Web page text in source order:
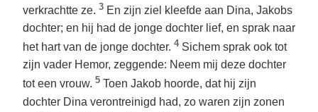
verkrachtte ze. 3 En zijn ziel kleefde aan Dina, Jakobs
dochter; en hij had de jonge dochter lief, en sprak naar
het hart van de jonge dochter. 4 Sichem sprak ook tot
zijn vader Hemor, zeggende: Neem mij deze dochter
tot een vrouw. 5 Toen Jakob hoorde, dat hij zijn
dochter Dina verontreinigd had, zo waren zijn zonen